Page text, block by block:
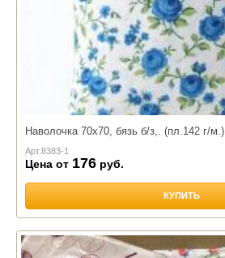
Наволочка 70х70, бязь б/з,. (пл.142 г/м.)
Арт.8383-1
Цена от 176 руб.
КУПИТЬ